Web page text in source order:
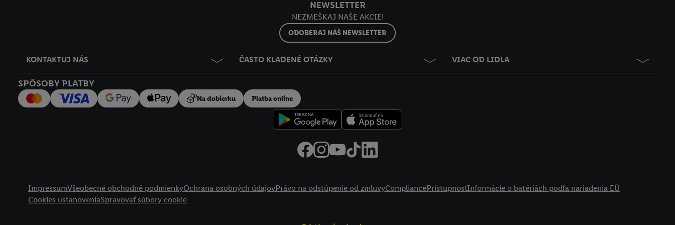
NEWSLETTER
NEZMEŠKAJ NAŠE AKCIE!
ODOBERAJ NÁŠ NEWSLETTER
KONTAKTUJ NÁS ČASTO KLADENÉ OTÁZKY VIAC OD LIDLA
SPÔSOBY PLATBY
Na dobierku Platba online
ImpressumVšeobecné obchodné podmienkyOchrana osobných údajovPrávo na odstúpenie od zmluvyCompliancePrístupnosťInformácie o batériách podľa nariadenia EÚ
Cookies ustanoveniaSpravovať súbory cookie